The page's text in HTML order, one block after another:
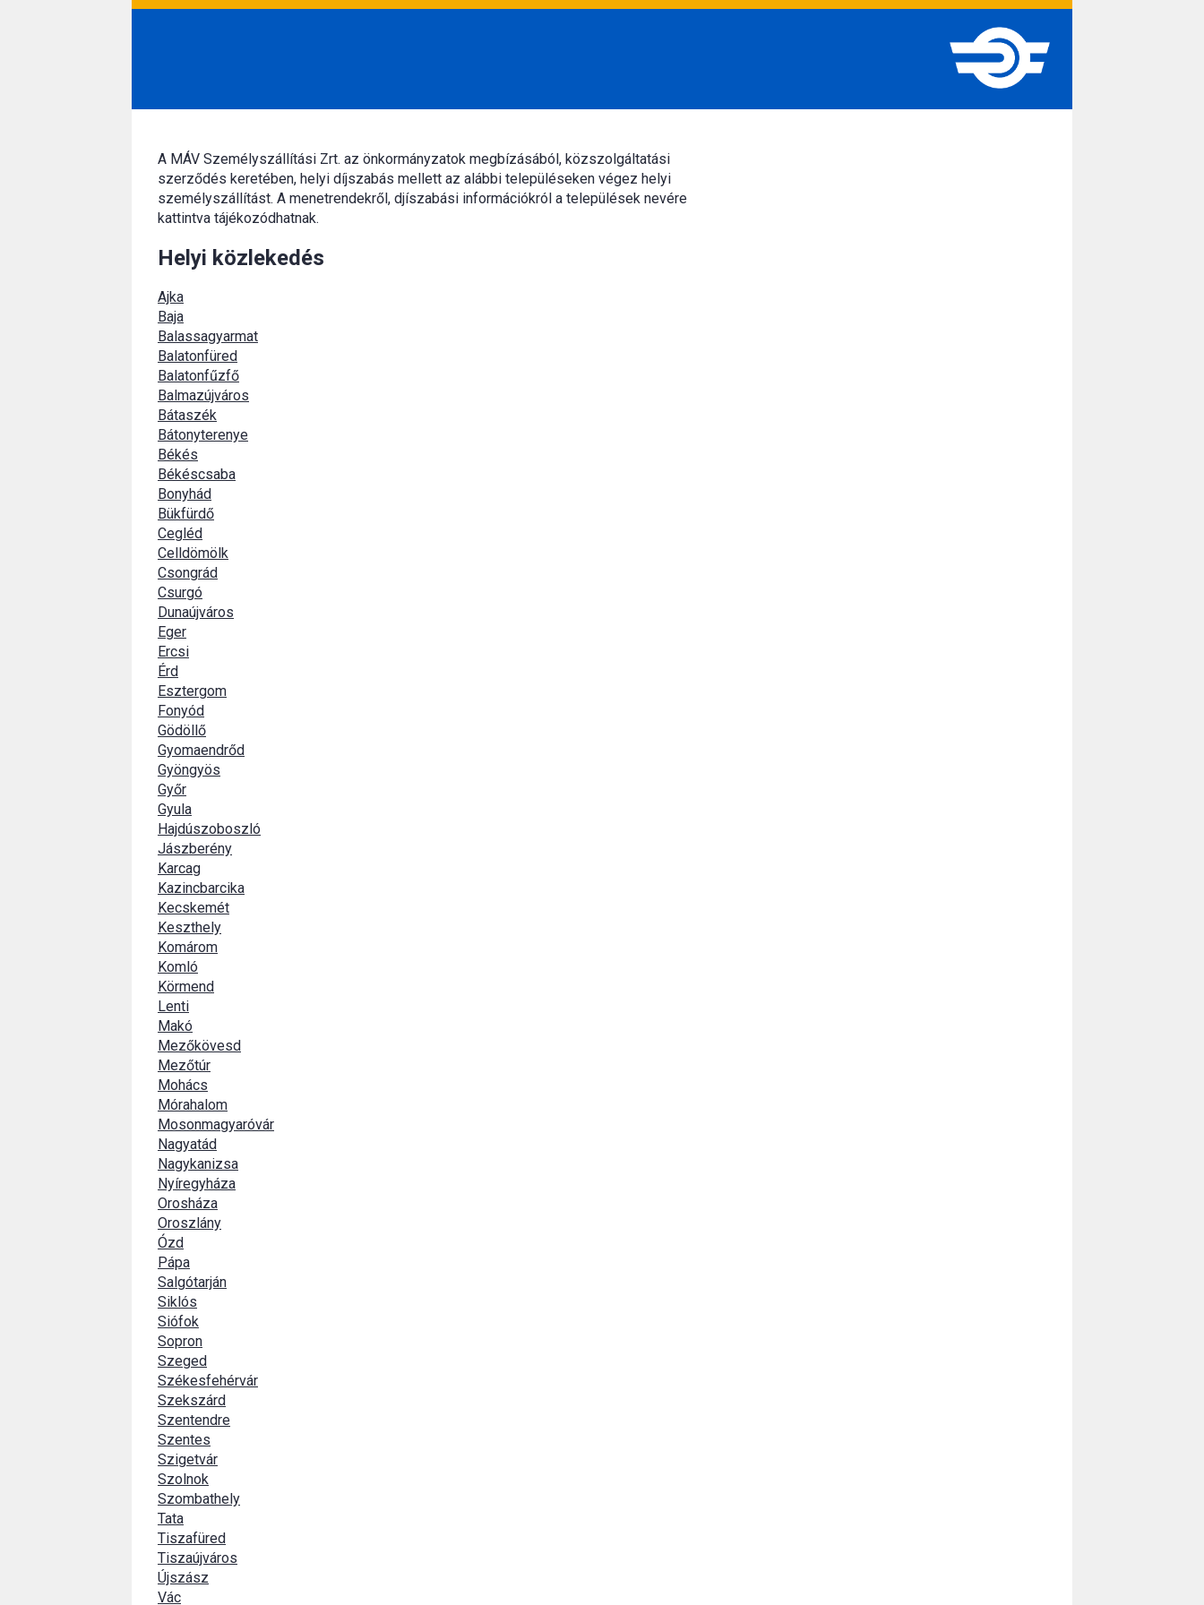
A MÁV Személyszállítási Zrt. az önkormányzatok megbízásából, közszolgáltatási
szerződés keretében, helyi díjszabás mellett az alábbi településeken végez helyi
személyszállítást. A menetrendekről, djíszabási információkról a települések nevére
kattintva tájékozódhatnak.
Helyi közlekedés
Ajka
Baja
Balassagyarmat
Balatonfüred
Balatonfűzfő
Balmazújváros
Bátaszék
Bátonyterenye
Békés
Békéscsaba
Bonyhád
Bükfürdő
Cegléd
Celldömölk
Csongrád
Csurgó
Dunaújváros
Eger
Ercsi
Érd
Esztergom
Fonyód
Gödöllő
Gyomaendrőd
Gyöngyös
Győr
Gyula
Hajdúszoboszló
Jászberény
Karcag
Kazincbarcika
Kecskemét
Keszthely
Komárom
Komló
Körmend
Lenti
Makó
Mezőkövesd
Mezőtúr
Mohács
Mórahalom
Mosonmagyaróvár
Nagyatád
Nagykanizsa
Nyíregyháza
Orosháza
Oroszlány
Ózd
Pápa
Salgótarján
Siklós
Siófok
Sopron
Szeged
Székesfehérvár
Szekszárd
Szentendre
Szentes
Szigetvár
Szolnok
Szombathely
Tata
Tiszafüred
Tiszaújváros
Újszász
Vác